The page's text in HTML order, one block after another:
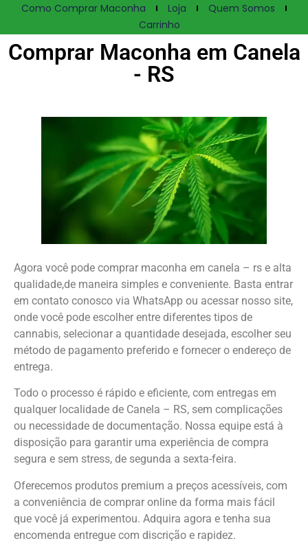
Como Comprar Maconha Loja
Quem Somos
Carrinho
Comprar Maconha em Canela
- RS
Agora você pode comprar maconha em canela – rs e alta
qualidade,de maneira simples e conveniente. Basta entrar
em contato conosco via WhatsApp ou acessar nosso site,
onde você pode escolher entre diferentes tipos de
cannabis, selecionar a quantidade desejada, escolher seu
método de pagamento preferido e fornecer o endereço de
entrega.
Todo o processo é rápido e eficiente, com entregas em
qualquer localidade de Canela – RS, sem complicações
ou necessidade de documentação. Nossa equipe está à
disposição para garantir uma experiência de compra
segura e sem stress, de segunda a sexta-feira.
Oferecemos produtos premium a preços acessíveis, com
a conveniência de comprar online da forma mais fácil
que você já experimentou. Adquira agora e tenha sua
encomenda entregue com discrição e rapidez.